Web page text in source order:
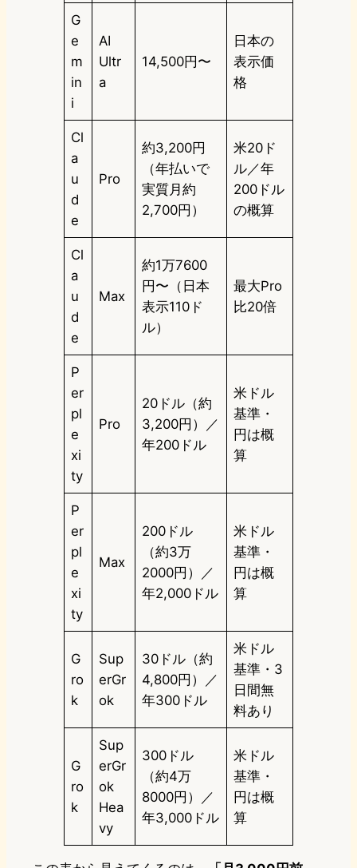
G
e
m
in
i
AI
Ultr
a
14,500円〜
日本の
表示価
格
Cl
a
u
d
e
Pro
約3,200円
（年払いで
実質月約
2,700円）
米20ド
ル／年
200ドル
の概算
Cl
a
u
d
e
Max
約1万7600
円〜（日本
表示110ド
ル）
最大Pro
比20倍
P
er
pl
e
xi
ty
Pro
20ドル（約
3,200円）／
年200ドル
米ドル
基準・
円は概
算
P
er
pl
e
xi
ty
Max
200ドル
（約3万
2000円）／
年2,000ドル
米ドル
基準・
円は概
算
G
ro
k
Sup
erGr
ok
30ドル（約
4,800円）／
年300ドル
米ドル
基準・3
日間無
料あり
G
ro
k
Sup
erGr
ok
Hea
vy
300ドル
（約4万
8000円）／
年3,000ドル
米ドル
基準・
円は概
算